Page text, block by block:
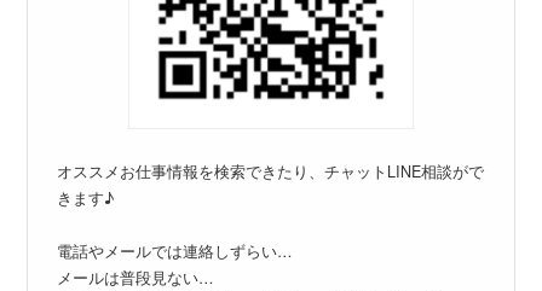
オススメお仕事情報を検索できたり、チャットLINE相談がで
きます♪
電話やメールでは連絡しずらい…
メールは普段見ない…